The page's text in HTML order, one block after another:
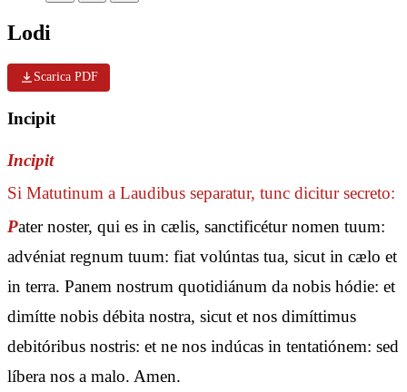
Lodi
Scarica PDF
Incipit
Incipit
Si Matutinum a Laudibus separatur, tunc dicitur secreto:
Pater noster, qui es in cælis, sanctificétur nomen tuum:
advéniat regnum tuum: fiat volúntas tua, sicut in cælo et
in terra. Panem nostrum quotidiánum da nobis hódie: et
dimítte nobis débita nostra, sicut et nos dimíttimus
debitóribus nostris: et ne nos indúcas in tentatiónem: sed
líbera nos a malo. Amen.